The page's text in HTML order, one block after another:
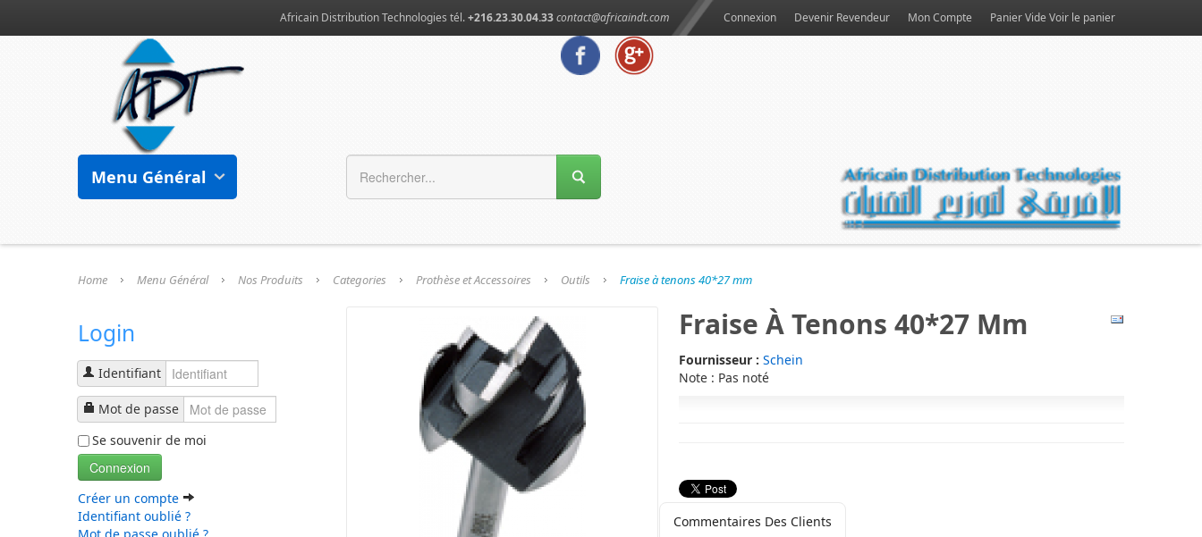
Panier Vide Voir le panier
Connexion Devenir Revendeur Mon Compte
Africain Distribution Technologies tél.+216.23.30.04.33contact@africaindt.com
Menu Général
Home Menu Général Nos Produits Categories Prothèse et Accessoires Outils Fraise à tenons 40*27 mm
Login
Identifiant
Mot de passe
Se souvenir de moi
Connexion
Créer un compte
Identifiant oublié ?
Fraise À Tenons 40*27 Mm
Fournisseur : Schein
Note : Pas noté
Commentaires Des Clients